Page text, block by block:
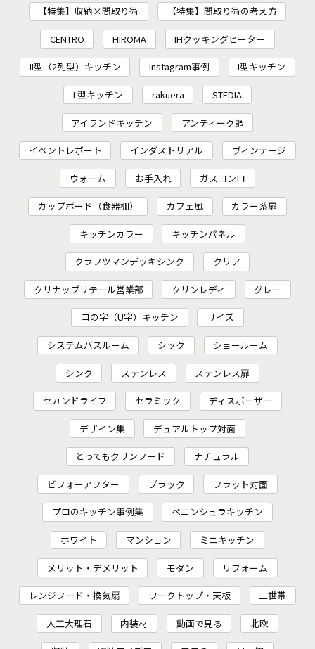
【特集】収納×間取り術 【特集】間取り術の考え方
CENTRO HIROMA IHクッキングヒーター
II型（2列型）キッチン Instagram事例 I型キッチン
L型キッチン rakuera STEDIA
アイランドキッチン アンティーク調
イベントレポート インダストリアル ヴィンテージ
ウォーム お手入れ ガスコンロ
カップボード（食器棚） カフェ風 カラー系扉
キッチンカラー キッチンパネル
クラフツマンデッキシンク クリア
クリナップリテール営業部 クリンレディ グレー
コの字（U字）キッチン サイズ
システムバスルーム シック ショールーム
シンク ステンレス ステンレス扉
セカンドライフ セラミック ディスポーザー
デザイン集 デュアルトップ対面
とってもクリンフード ナチュラル
ビフォーアフター ブラック フラット対面
プロのキッチン事例集 ペニンシュラキッチン
ホワイト マンション ミニキッチン
メリット・デメリット モダン リフォーム
レンジフード・換気扇 ワークトップ・天板 二世帯
人工大理石 内装材 動画で見る 北欧